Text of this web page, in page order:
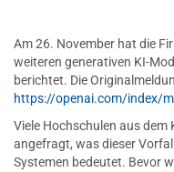
Am 26. November hat die
weiteren generativen KI-
berichtet. Die
https://openai.com/index/
Viele Hochschulen aus dem
angefragt, was dieser
Systemen bedeutet. Bevor